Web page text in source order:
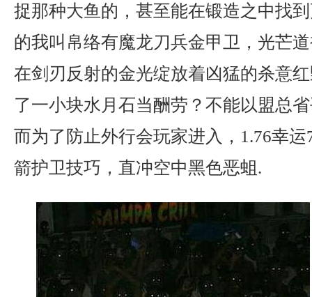
捉那种大鱼的，甚至能在锻造之中找
的我叫帛络有魔龙刀兵金甲卫，光芒
在剑刃反射的金光绽放着凶猛的杀意
了一小块水月石当酬劳？不能以盟总
而为了防止外行会玩家进入，1.76幸运
箭护卫技巧，直冲空中黑色恶蛆.